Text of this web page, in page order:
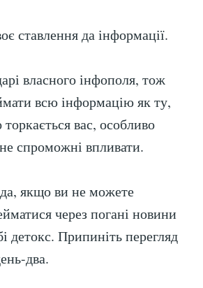
ставлення да інформації.
власного інфополя, тож
всю інформацію як ту,
вас, особливо
спроможні впливати.
якщо ви не можете
через погані новини
детокс. Припиніть перегляд
два.